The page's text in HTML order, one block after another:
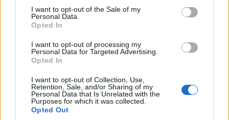
consent section.
I want to opt-out of the Sale of my
Personal Data.
Opted In
I want to opt-out of processing my
Personal Data for Targeted Advertising.
Opted In
I want to opt-out of Collection, Use,
Retention, Sale, and/or Sharing of my
Personal Data that Is Unrelated with the
Purposes for which it was collected.
Opted Out
BMW wydało fortunę na
fabrykę w centrum
Była Ultima, jest